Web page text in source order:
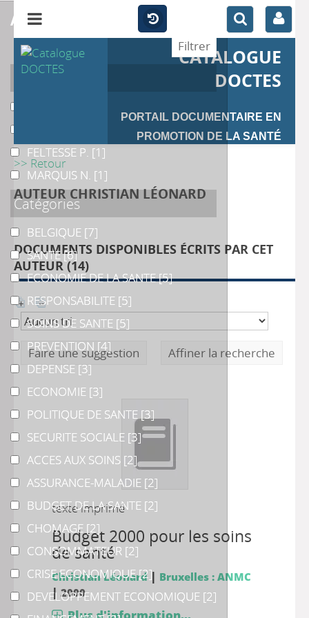
CATALOGUE
DOCTES
PORTAIL DOCUMENTAIRE EN
PROMOTION DE LA SANTÉ
>> Retour
AUTEUR CHRISTIAN LÉONARD
DOCUMENTS DISPONIBLES ÉCRITS PAR CET
AUTEUR (14)
Faire une suggestion Affiner la recherche
texte imprimé
Budget 2000 pour les soins
de santé
Christian Léonard | Bruxelles : ANMC
| 2000
affiner
Auteur
Léonard
Avalosse
FELTESSE P.
FELTESSE P. [1]
MARQUIS N.
MARQUIS N. [1]
Catégories
BELGIQUE
BELGIQUE [7]
SANTESANTE[6]
ECONOMIE DE LA SANTE
ECONOMIE DE LA SANTE[5]
RESPONSABILITE
RESPONSABILITE [5]
SOINS DE SANTE
SOINS DE SANTE [5]
PREVENTION
PREVENTION [4]
DEPENSE
DEPENSE [3]
ECONOMIE
ECONOMIE [3]
POLITIQUE DE SANTE
POLITIQUE DE SANTE [3]
SECURITE SOCIALE
SECURITE SOCIALE [3]
ACCES AUX SOINS
ACCES AUX SOINS [2]
ASSURANCE-MALADIE
ASSURANCE-MALADIE [2]
BUDGET DE LA SANTE
BUDGET DE LA SANTE [2]
CHOMAGE
CHOMAGE [2]
CONSOMMATEUR
CONSOMMATEUR [2]
CRISE ECONOMIQUE
CRISE ECONOMIQUE[2]
DEVELOPPEMENT ECONOMIQUE
DEVELOPPEMENT ECONOMIQUE [2]